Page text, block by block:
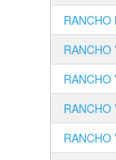
RANCHO
RANCHO
RANCHO
RANCHO
RANCHO